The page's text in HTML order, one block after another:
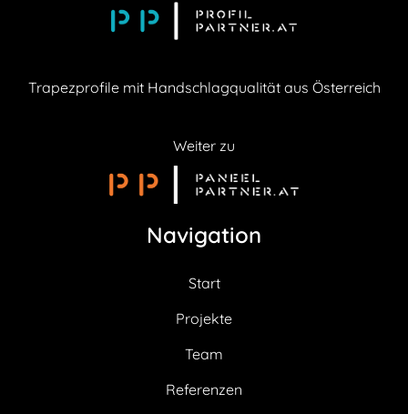
Trapezprofile mit Handschlagqualität aus Österreich
Weiter zu
Navigation
Start
Projekte
Team
Referenzen